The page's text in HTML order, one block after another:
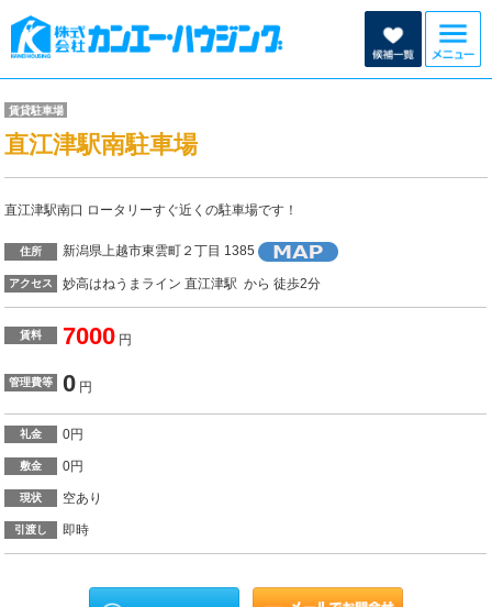
賃貸駐車場
直江津駅南駐車場
直江津駅南口 ロータリーすぐ近くの駐車場です！
住所 新潟県上越市東雲町２丁目 1385
アクセス 妙高はねうまライン 直江津駅 から 徒歩2分
賃料 7000 円
管理費等 0 円
礼金 0円
敷金 0円
現状 空あり
引渡し 即時